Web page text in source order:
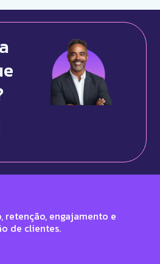
retenção, engajamento e
de clientes.